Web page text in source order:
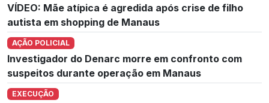
VÍDEO: Mãe atípica é agredida após crise de filho
autista em shopping de Manaus
AÇÃO POLICIAL
Investigador do Denarc morre em confronto com
suspeitos durante operação em Manaus
EXECUÇÃO